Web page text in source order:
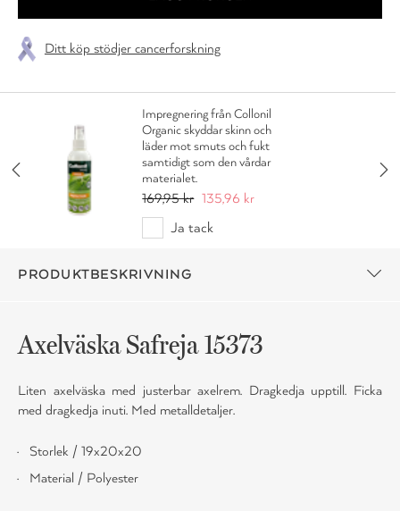
Ditt köp stödjer cancerforskning
Impregnering från Collonil
Organic skyddar skinn och
läder mot smuts och fukt
samtidigt som den vårdar
materialet.
169,95 kr 135,96 kr
Ja tack
PRODUKTBESKRIVNING
Axelväska Safreja 15373
Liten axelväska med justerbar axelrem. Dragkedja upptill. Ficka
med dragkedja inuti. Med metalldetaljer.
Storlek / 19x20x20
Material / Polyester